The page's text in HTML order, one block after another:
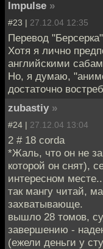
Impulse »
#23 | 27.12.04 12:35
Перевод
Хотя я лично
английскими
Но, я думаю,
достаточно
zubastiy »
#24 | 27.12.04 13:04
2 # 18 corda
*Жаль, что он не
которой он снят),
интересном
так мангу читай,
захватывающе.
вышло 28 томов,
завершению -
(ежели деньги у